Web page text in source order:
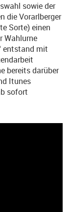
sowie der
die Vorarlberger
Sorte) einen
Wahlurne
entstand mit
bereits darüber
Itunes
sofort